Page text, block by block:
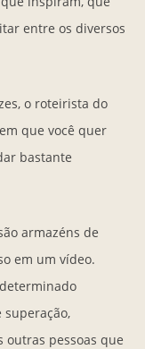
entre os diversos
o roteirista do
que você quer
bastante
armazéns de
em um vídeo.
superação,
pessoas que